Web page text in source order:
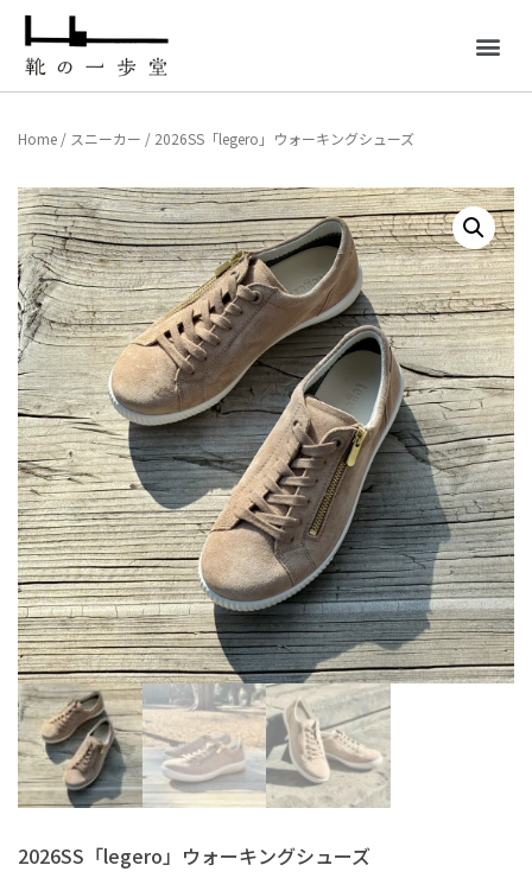
Home / スニーカー / 2026SS「legero」ウォーキングシューズ
2026SS「legero」ウォーキングシューズ